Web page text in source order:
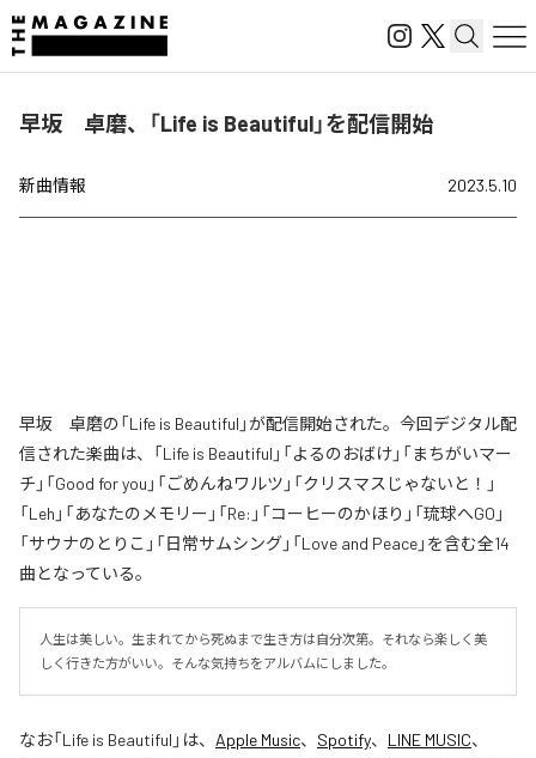
早坂 卓磨、「Life is Beautiful」を配信開始
新曲情報 2023.5.10
早坂 卓磨の「Life is Beautiful」が配信開始された。今回デジタル配
信された楽曲は、「Life is Beautiful」「よるのおばけ」「まちがいマー
チ」「Good for you」「ごめんねワルツ」「クリスマスじゃないと！」
「Leh」「あなたのメモリー」「Re:」「コーヒーのかほり」「琉球へGO」
「サウナのとりこ」「日常サムシング」「Love and Peace」を含む全14
曲となっている。
人生は美しい。生まれてから死ぬまで生き方は自分次第。それなら楽しく美
しく行きた方がいい。そんな気持ちをアルバムにしました。
なお「Life is Beautiful 」は、 Apple Music、 Spotify、 LINE MUSIC、